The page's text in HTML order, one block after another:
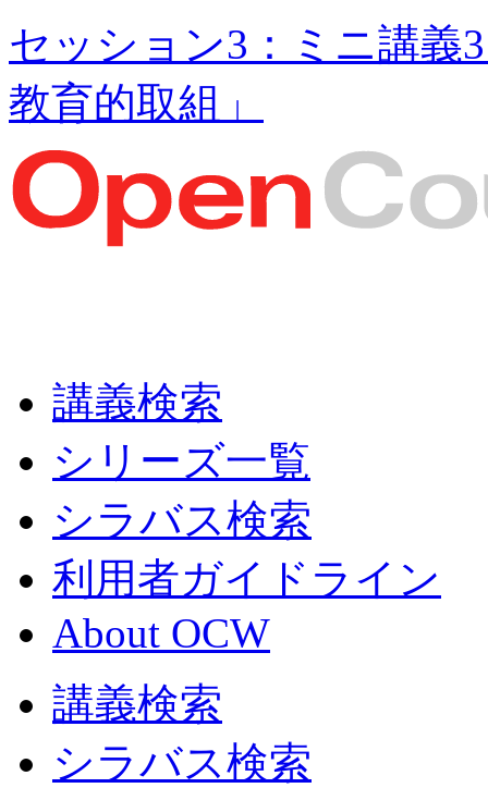
セッション3：ミニ講義
教育的取組」
講義検索
シリーズ一覧
シラバス検索
利用者ガイドライン
About OCW
講義検索
シラバス検索